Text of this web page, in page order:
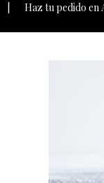
Haz tu pedido en